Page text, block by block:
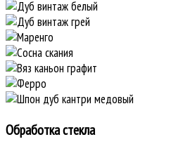
Обработка стекла